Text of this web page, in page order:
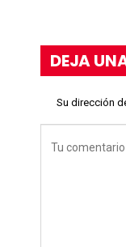
DEJA
Su dirección